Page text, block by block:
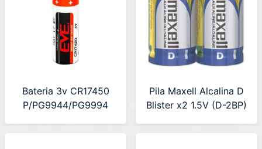
Bateria 3v CR17450
P/PG9944/PG9994
Pila Maxell Alcalina D
Blister x2 1.5V (D-2BP)